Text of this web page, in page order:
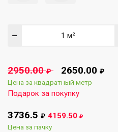
−
2950.00 ₽ 2650.00 ₽
Цена за квадратный метр
Подарок за покупку
3736.5 ₽ 4159.50₽
Цена за пачку